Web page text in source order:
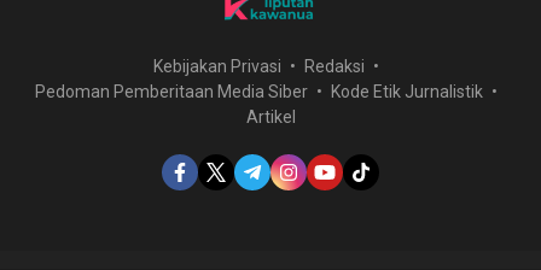
Kebijakan Privasi
Redaksi
Pedoman Pemberitaan Media Siber
Kode Etik Jurnalistik
Artikel